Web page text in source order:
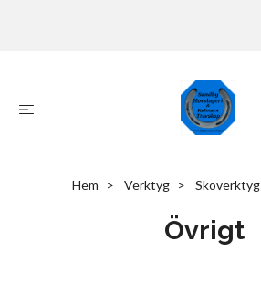
Hem Verktyg Skoverktyg
Övrigt